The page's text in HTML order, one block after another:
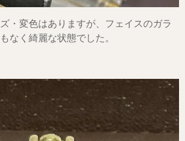
・変色はありますが、フェイスのガラ
なく綺麗な状態でした。